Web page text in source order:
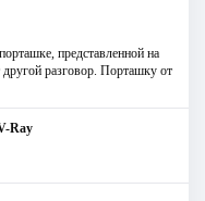
представленной на
разговор. Порташку от
Ray